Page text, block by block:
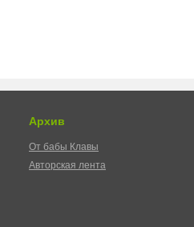
Архив
От бабы Клавы
Авторская лента